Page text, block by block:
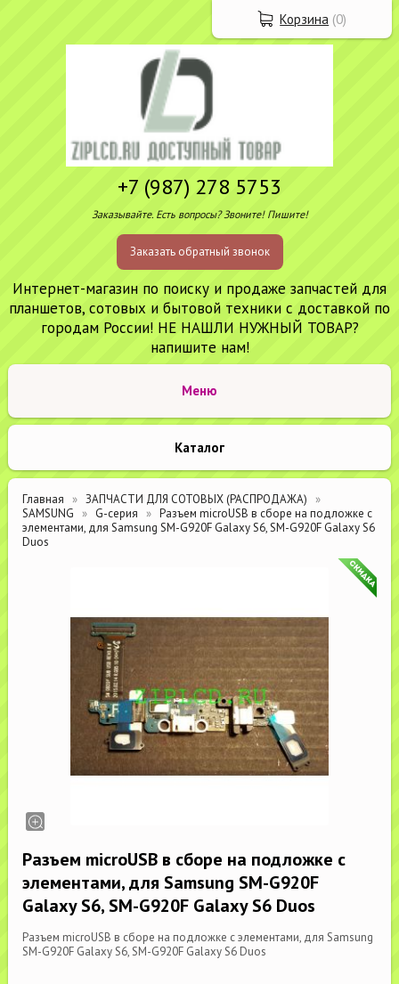
+7 (987) 278 5753
Заказывайте. Есть вопросы? Звоните! Пишите!
Заказать обратный звонок
Интернет-магазин по поиску и продаже запчастей для
планшетов, сотовых и бытовой техники с доставкой по
городам России! НЕ НАШЛИ НУЖНЫЙ ТОВАР?
напишите нам!
Каталог
Главная
ЗАПЧАСТИ ДЛЯ СОТОВЫХ (РАСПРОДАЖА)
SAMSUNG
G-серия
Разъем microUSB в сборе на подложке с
элементами, для Samsung SM-G920F Galaxy S6, SM-G920F Galaxy S6
Duos
Разъем microUSB в сборе на подложке с
элементами, для Samsung SM-G920F
Galaxy S6, SM-G920F Galaxy S6 Duos
Разъем microUSB в сборе на подложке с элементами, для Samsung
SM-G920F Galaxy S6, SM-G920F Galaxy S6 Duos
Корзина (0)